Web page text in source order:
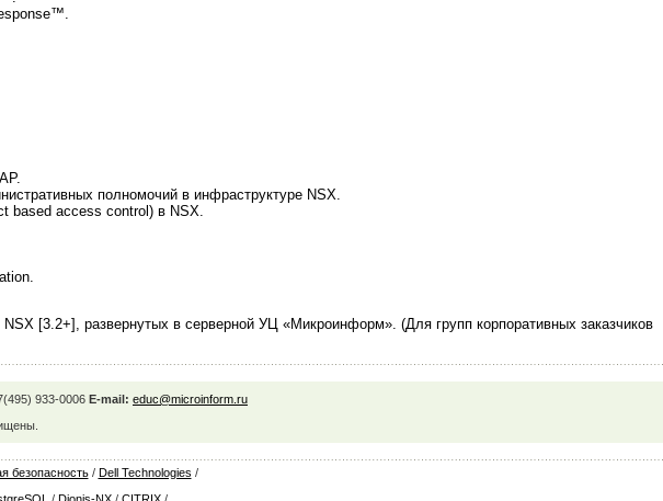
полномочий в инфраструктуре NSX.
based access control) в NSX.
[3.2+], развернутых в серверной УЦ «Микроинформ». (Для групп корпоративных заказчиков
933-0006 E-mail: educ@microinform.ru
безопасность/ Dell Technologies /